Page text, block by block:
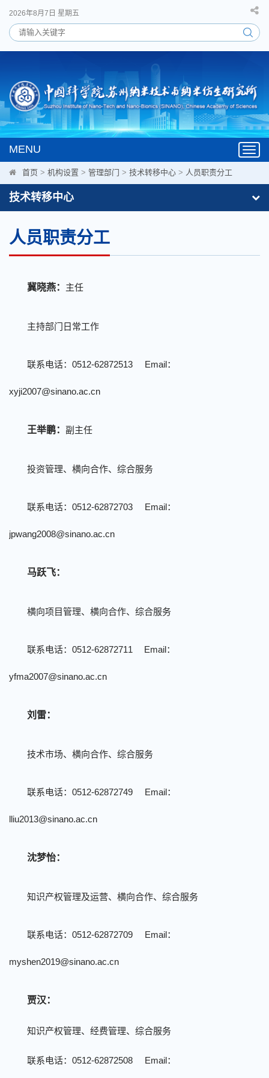
2026年8月7日 星期五
MENU
首页 > 机构设置 > 管理部门 > 技术转移中心 > 人员职责分工
技术转移中心
人员职责分工
冀晓燕： 主任
主持部门日常工作
联系电话： 0512-62872513 Email：
xyji2007@sinano.ac.cn
王举鹏： 副主任
投资管理、横向合作、综合服务
联系电话： 0512-62872703 Email：
jpwang2008@sinano.ac.cn
马跃飞：
横向项目管理、横向合作、综合服务
联系电话： 0512-62872711 Email：
yfma2007@sinano.ac.cn
刘雷：
技术市场、横向合作、综合服务
联系电话： 0512-62872749 Email：
lliu2013@sinano.ac.cn
沈梦怡：
知识产权管理及运营、横向合作、综合服务
联系电话： 0512-62872709 Email：
myshen2019@sinano.ac.cn
贾汉：
知识产权管理、经费管理、综合服务
联系电话：0512-62872508 Email：